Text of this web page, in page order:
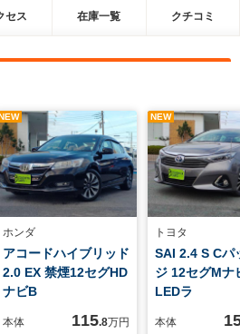
セス 在庫一覧 クチコミ
ホンダ
アコードハイブリッド
2.0 EX 禁煙12セグHD
ナビB
本体 115.8万円
NEW
トヨタ
SAI 2.4 S Cパ
ジ 12セグMナ
LEDラ
本体